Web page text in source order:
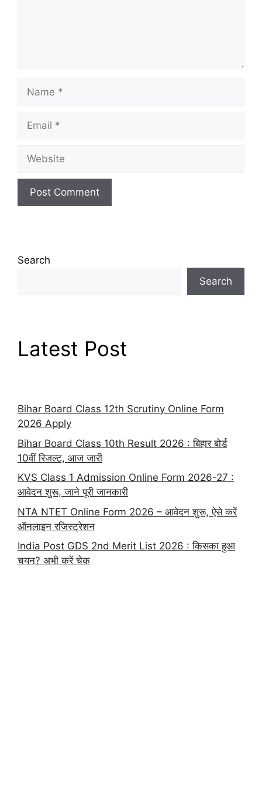
Name
Email
Website
Search
Search
Latest Post
Bihar Board Class 12th Scrutiny Online Form
2026 Apply
Bihar Board Class 10th Result 2026 : बिहार बोर्ड
10वीं रिजल्ट, आज जारी
KVS Class 1 Admission Online Form 2026-27 :
आवेदन शुरू, जाने पूरी जानकारी
NTA NTET Online Form 2026 – आवेदन शुरू, ऐसे करें
ऑनलाइन रजिस्ट्रेशन
India Post GDS 2nd Merit List 2026 : किसका हुआ
चयन? अभी करें चेक